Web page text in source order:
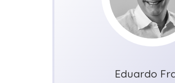
Eduardo